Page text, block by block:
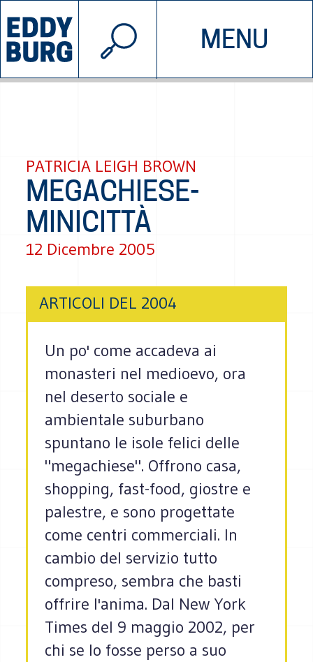
MENU
INIZIATIVE CHI SIAMO
© 2026 EDDYBURG
PATRICIA LEIGH BROWN
MEGACHIESE-
MINICITTÀ
12 Dicembre 2005
ARTICOLI DEL 2004
Un po' come accadeva ai
monasteri nel medioevo, ora
nel deserto sociale e
ambientale suburbano
spuntano le isole felici delle
"megachiese". Offrono casa,
shopping, fast-food, giostre e
palestre, e sono progettate
come centri commerciali. In
cambio del servizio tutto
compreso, sembra che basti
offrire l'anima. Dal New York
Times del 9 maggio 2002, per
chi se lo fosse perso a suo